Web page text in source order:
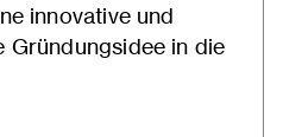
innovative und
in die